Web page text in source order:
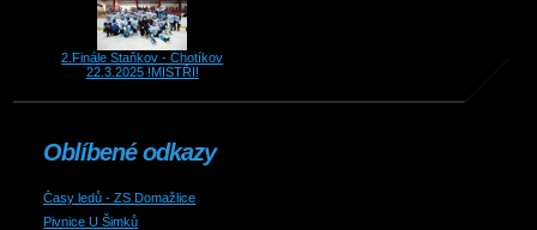
2.Finále Staňkov - Chotíkov
22.3.2025 !MISTŘI!
Oblíbené odkazy
Časy ledů - ZS Domažlice
Pivnice U Šimků